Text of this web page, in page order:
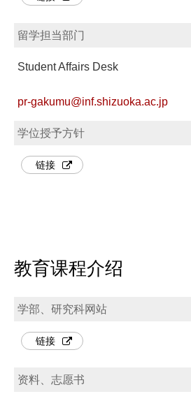
留学担当部门
Student Affairs Desk
pr-gakumu@inf.shizuoka.ac.jp
学位授予方针
链接
教育课程介绍
学部、研究科网站
链接
资料、志愿书